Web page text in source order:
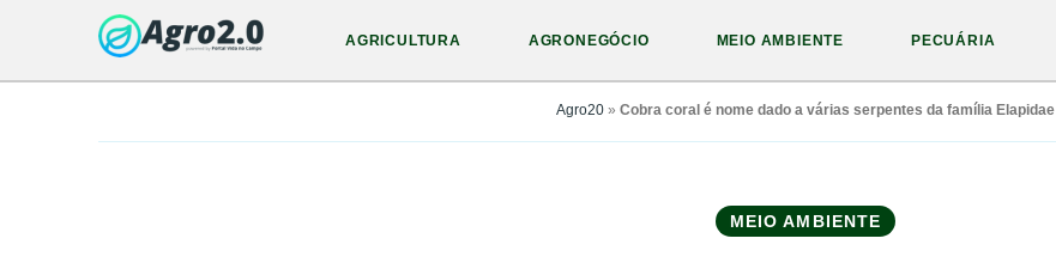
AGRICULTURA AGRONEGÓCIO MEIO AMBIENTE PECUÁRIA
Agro20 » Cobra coral é nome dado a várias serpentes da família Elapidae
MEIO AMBIENTE